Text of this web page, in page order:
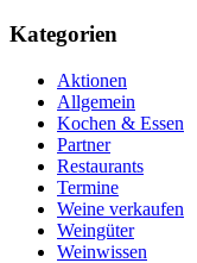
Kategorien
Aktionen
Allgemein
Kochen & Essen
Partner
Restaurants
Termine
Weine verkaufen
Weingüter
Weinwissen